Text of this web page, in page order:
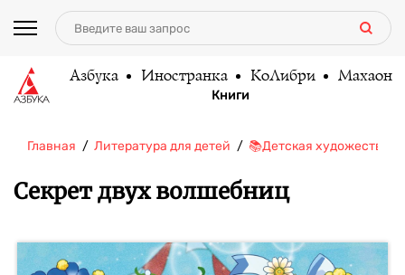
Азбука Иностранка КоЛибри Махаон
Книги
Главная Литература для детей 📚Детская
Секрет двух волшебниц